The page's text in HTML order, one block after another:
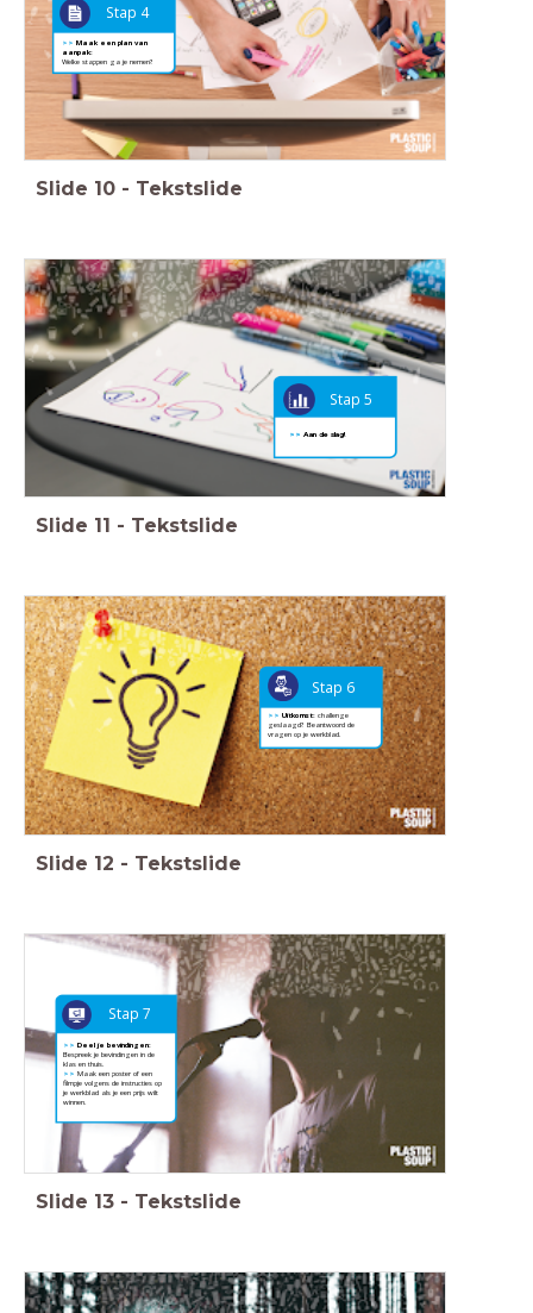
>> Maak een plan van
aanpak:
Welke stappen ga je nemen?
Stap 4
Slide 10 - Tekstslide
Stap 5
>> Aan de slag!
Slide 11 - Tekstslide
>> Uitkomst: challenge
geslaagd? Beantwoord de
vragen op je werkblad.
Stap 6
Slide 12 - Tekstslide
>> Deel je bevindingen:
Bespreek je bevindingen in de
klas en thuis.
>> Maak een poster of een
filmpje volgens de instructies op
je werkblad als je een prijs wilt
winnen.
Stap 7
Slide 13 - Tekstslide